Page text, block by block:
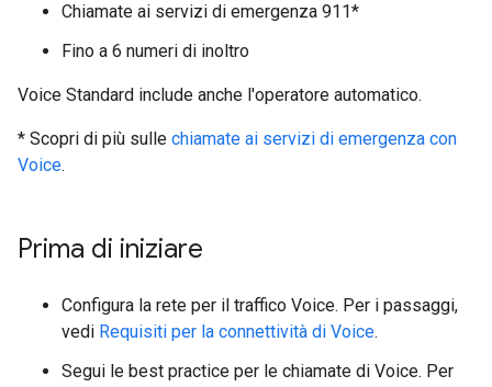
Chiamate ai servizi di emergenza 911*
Fino a 6 numeri di inoltro
Voice Standard include anche l'operatore automatico.
* Scopri di più sulle chiamate ai servizi di emergenza con
Voice.
Prima di iniziare
Configura la rete per il traffico Voice. Per i passaggi,
vedi Requisiti per la connettività di Voice.
Segui le best practice per le chiamate di Voice. Per